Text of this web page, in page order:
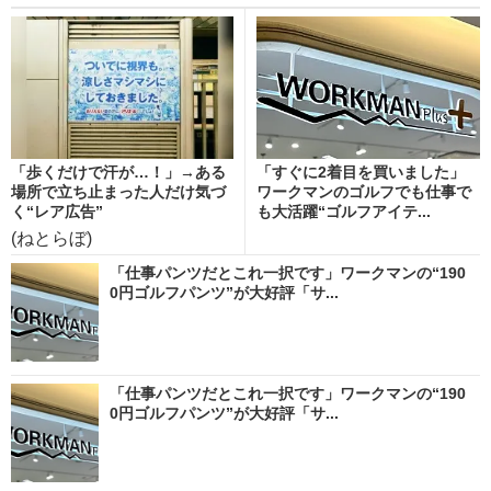
「歩くだけで汗が…！」→ある
場所で立ち止まった人だけ気づ
く“レア広告”
(ねとらぼ)
「すぐに2着目を買いました」
ワークマンのゴルフでも仕事で
も大活躍“ゴルフアイテ...
「仕事パンツだとこれ一択です」ワークマンの“190
0円ゴルフパンツ”が大好評「サ...
「仕事パンツだとこれ一択です」ワークマンの“190
0円ゴルフパンツ”が大好評「サ...